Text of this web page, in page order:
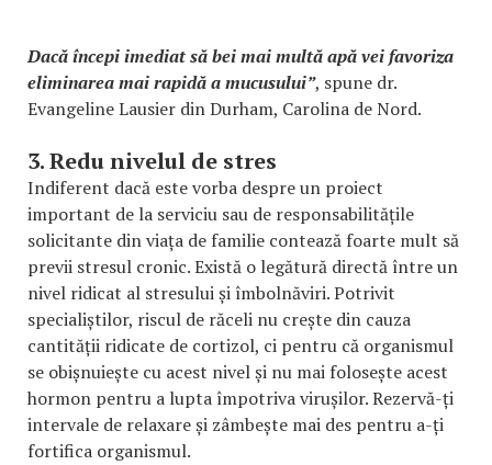
Dacă începi imediat să bei mai multă apă vei favoriza
eliminarea mai rapidă a mucusului”, spune dr.
Evangeline Lausier din Durham, Carolina de Nord.
3. Redu nivelul de stres
Indiferent dacă este vorba despre un proiect
important de la serviciu sau de responsabilitățile
solicitante din viața de familie contează foarte mult să
previi stresul cronic. Există o legătură directă între un
nivel ridicat al stresului și îmbolnăviri. Potrivit
specialiștilor, riscul de răceli nu crește din cauza
cantității ridicate de cortizol, ci pentru că organismul
se obișnuiește cu acest nivel și nu mai folosește acest
hormon pentru a lupta împotriva virușilor. Rezervă-ți
intervale de relaxare și zâmbește mai des pentru a-ți
fortifica organismul.